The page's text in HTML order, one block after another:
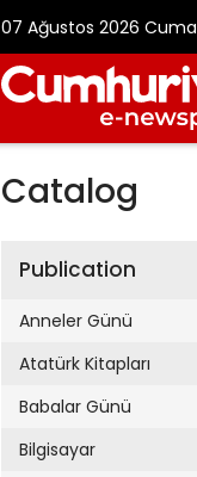
07 Ağustos 2026 Cuma
Catalog
Publication
Anneler Günü
Atatürk Kitapları
Babalar Günü
Bilgisayar